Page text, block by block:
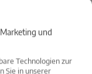
und
Technologien zur
Sie in unserer